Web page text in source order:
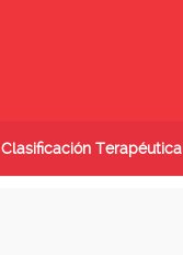
Clasificación Terapéutica